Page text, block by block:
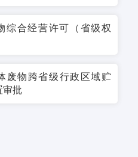
综合经营许可（省级权
废物跨省级行政区域贮
审批